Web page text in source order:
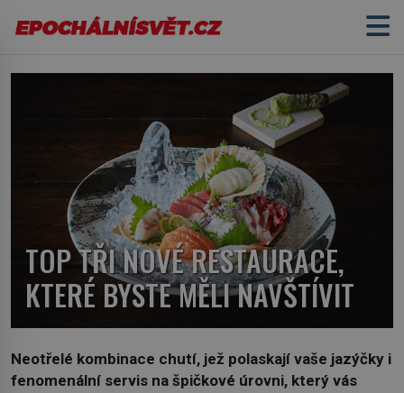
TOP TŘI NOVÉ RESTAURACE,
KTERÉ BYSTE MĚLI NAVŠTÍVIT
Neotřelé kombinace chutí, jež polaskají vaše jazýčky i
fenomenální servis na špičkové úrovni, který vás